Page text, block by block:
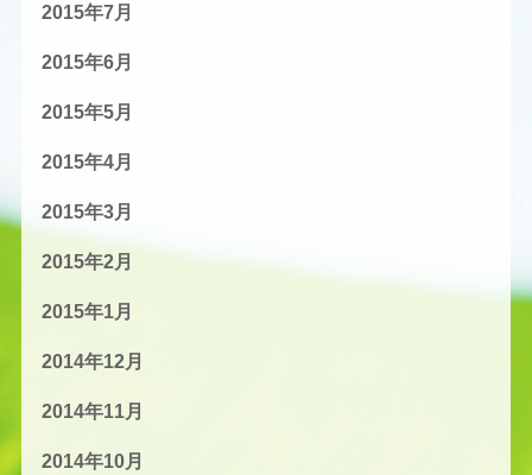
2015年7月
2015年6月
2015年5月
2015年4月
2015年3月
2015年2月
2015年1月
2014年12月
2014年11月
2014年10月